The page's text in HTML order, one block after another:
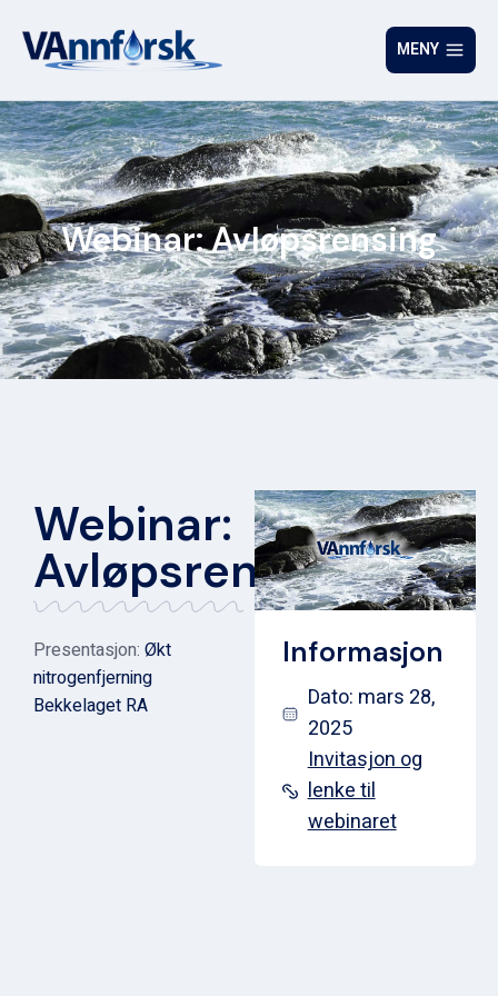
MENY
Webinar: Avløpsrensing
Webinar:
Avløpsrensing
Presentasjon: Økt
nitrogenfjerning
Bekkelaget RA
Informasjon
Dato: mars 28,
2025
Invitasjon og
lenke til
webinaret